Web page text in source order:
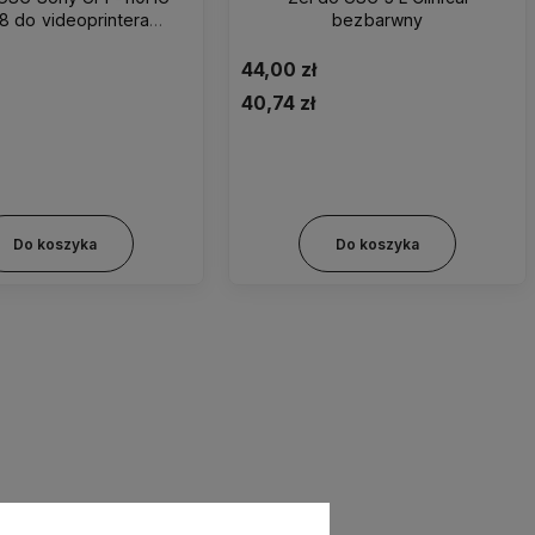
do videoprintera
Do koszyka
bezbarwny
44,00 zł
40,74 zł
Do koszyka